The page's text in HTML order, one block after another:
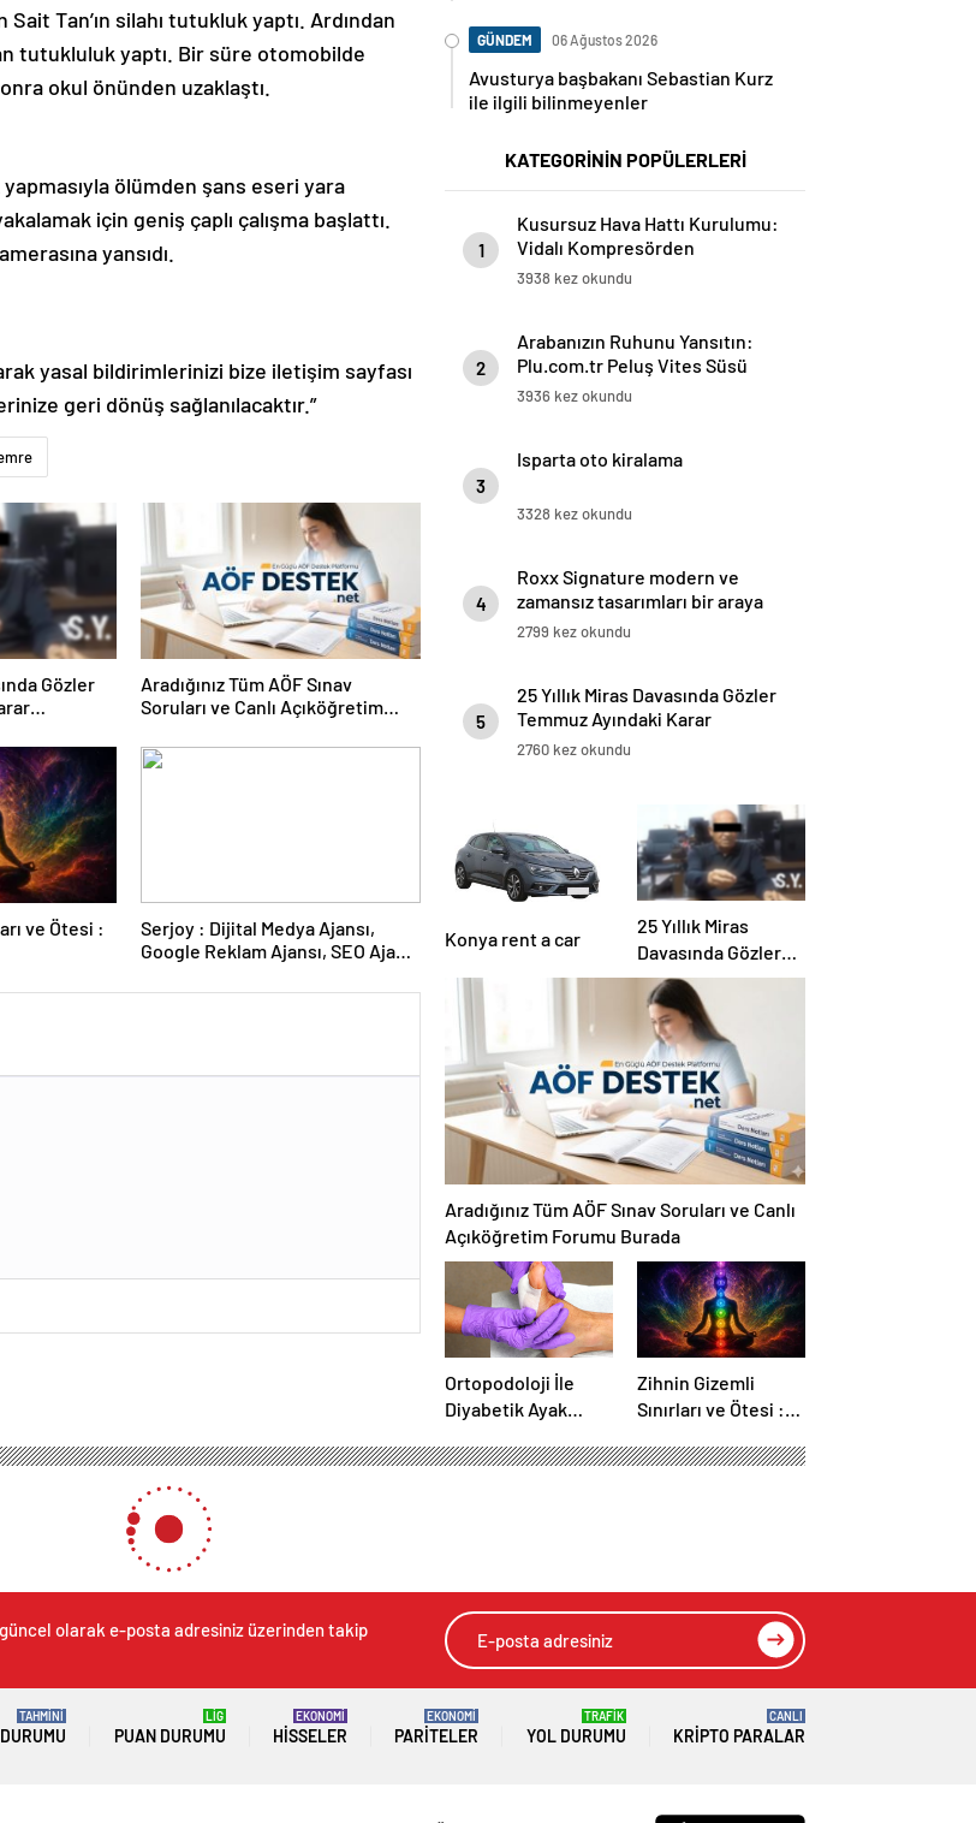
Tan’ın silahı tutukluk yaptı. Ardından
tutukluluk yaptı. Bir süre otomobilde
okul önünden uzaklaştı.
ölümden şans eseri yara
için geniş çaplı çalışma başlattı.
yansıdı.
yasal bildirimlerinizi bize iletişim sayfası
geri dönüş sağlanılacaktır.”
Gözler
Aradığınız Tüm AÖF Sınav
Soruları ve Canlı Açıköğretim
ve Ötesi :
Serjoy : Dijital Medya Ajansı,
Google Reklam Ajansı, SEO Ajansı
GÜNDEM 06 Ağustos 2026
Avusturya başbakanı Sebastian Kurz
ile ilgili bilinmeyenler
KATEGORİNİN POPÜLERLERİ
1
Kusursuz Hava Hattı Kurulumu:
Vidalı Kompresörden
Tabancaya Tam Performans
3938 kez okundu
2
Arabanızın Ruhunu Yansıtın:
Plu.com.tr Peluş Vites Süsü
Modelleri
3936 kez okundu
3
Isparta oto kiralama
3328 kez okundu
4
Roxx Signature modern ve
zamansız tasarımları bir araya
getiriyor
2799 kez okundu
5
25 Yıllık Miras Davasında Gözler
Temmuz Ayındaki Karar
Duruşmasına Çevrildi
2760 kez okundu
Konya rent a car
25 Yıllık Miras
Davasında Gözler
Temmuz Ayındaki
Karar Duruşmasına
Çevrildi
Aradığınız Tüm AÖF Sınav Soruları ve Canlı
Açıköğretim Forumu Burada
Ortopodoloji İle
Diyabetik Ayak
Zihnin Gizemli
Sınırları ve Ötesi :
olarak e-posta adresiniz üzerinden takip
TAHMİNİ
PUAN DURUMU
LİG
HISSELER
EKONOMİ
PARITELER
EKONOMİ
YOL DURUMU
TRAFİK
KRIPTO PARALAR
CANLI